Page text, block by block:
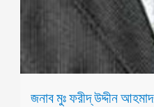
জনাব মুঃ ফরীদ্ উদ্দীন আহমাদ